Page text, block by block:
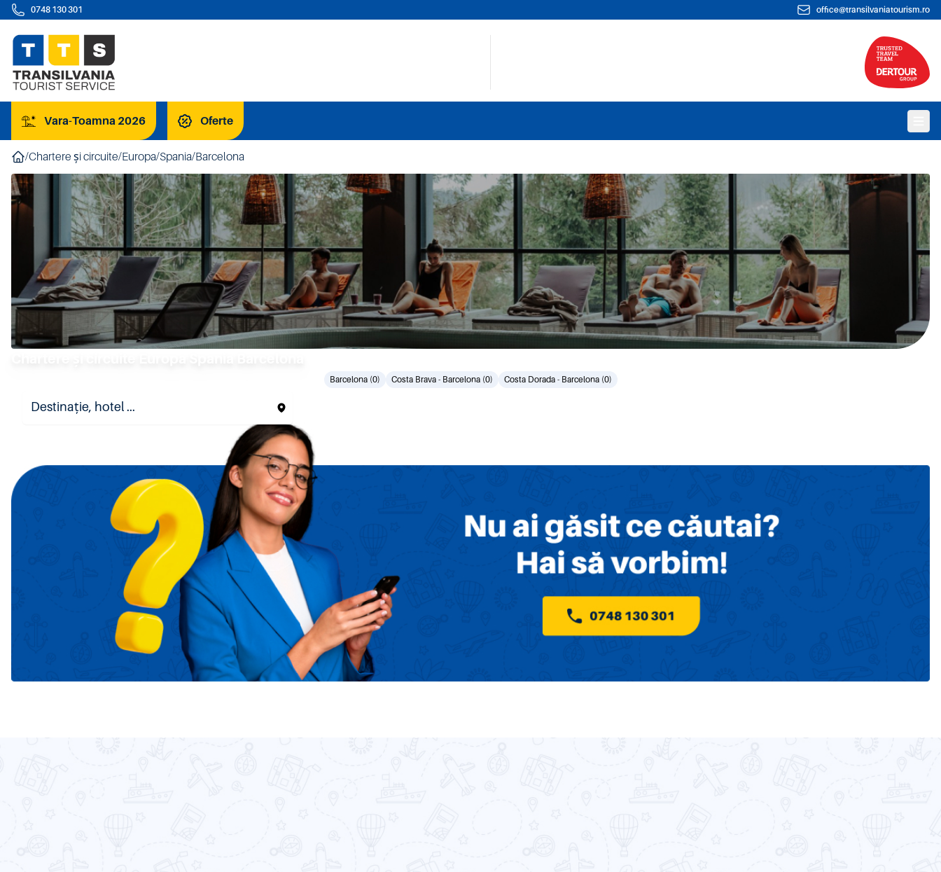
0748 130 301 office@transilvaniatourism.ro
Vara-Toamna 2026 Oferte
/Chartere și circuite/Europa/Spania/Barcelona
Barcelona (0) Costa Brava - Barcelona (0) Costa Dorada - Barcelona (0)